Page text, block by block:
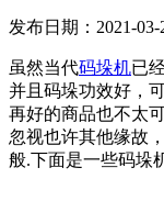
发布日期：2021-
虽然当代码垛机已
并且码垛功效好，
再好的商品也不太
忽视也许其他缘故
般.下面是一些码垛